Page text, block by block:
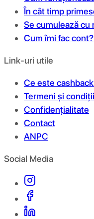
În cât timp
Se cumulează cu
Cum îmi fac cont?
Link-uri utile
Ce este
Termeni și condiții
Confidențialitate
Contact
ANPC
Social Media